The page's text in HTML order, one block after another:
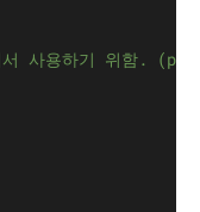
사용하기 위함.